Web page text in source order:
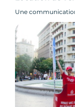
Une